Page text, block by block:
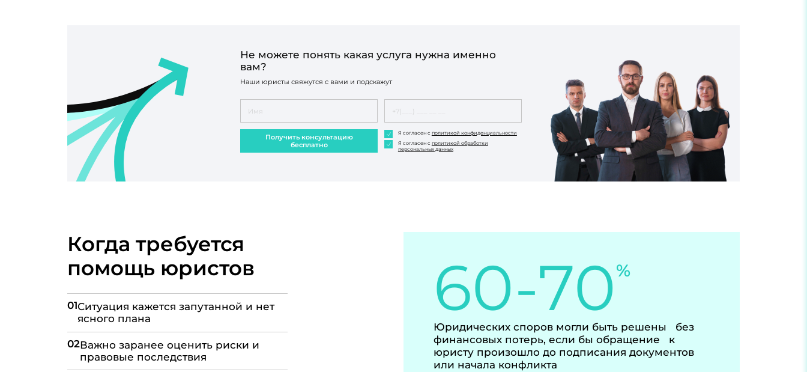
Не можете понять какая услуга нужна именно
вам?
Наши юристы свяжутся с вами и подскажут
Получить консультацию
бесплатно
Я согласен с политикой конфиденциальности
Я согласен с политикой обработки
персональных данных
Когда требуется
помощь юристов
01Ситуация кажется запутанной и нет
ясного плана
02Важно заранее оценить риски и
правовые последствия
60-70%
Юридических споров могли быть решены без
финансовых потерь, если бы обращение к
юристу произошло до подписания документов
или начала конфликта